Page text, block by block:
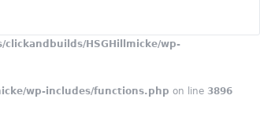
clickandbuilds/HSGHillmicke/wp-
wp-includes/functions.php on line 3896